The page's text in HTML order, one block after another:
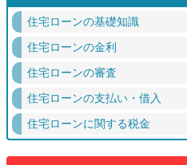
住宅ローンの基礎知識
住宅ローンの金利
住宅ローンの審査
住宅ローンの支払い・借入
住宅ローンに関する税金